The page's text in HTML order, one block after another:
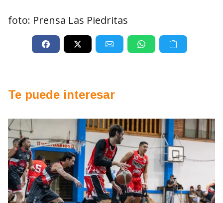
foto: Prensa Las Piedritas
Te puede interesar